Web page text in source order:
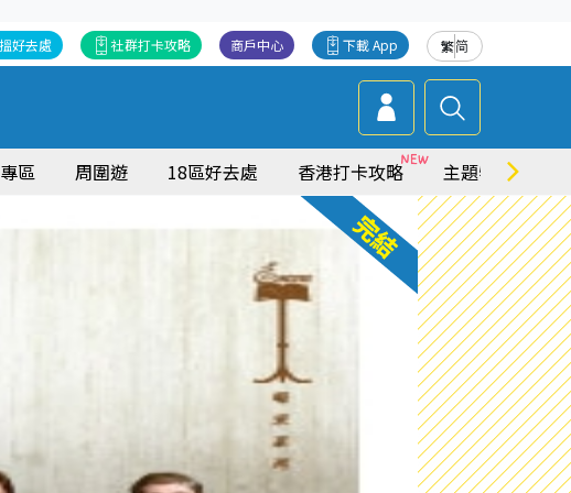
繁简
下載 App
商戶中心
社群打卡攻略
好去處
區 周圍遊 18區好去處 香港打卡攻略 主題特集